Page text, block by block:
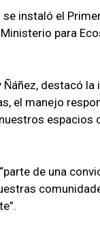
instaló el
para
destacó
el manejo
de una